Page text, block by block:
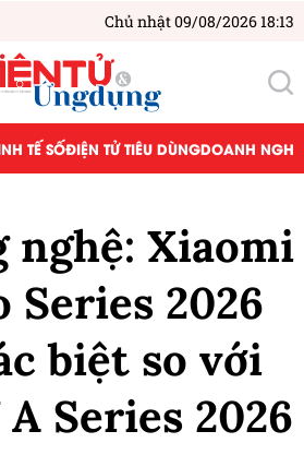
Chủ nhật 09/08/2026 18:13
TẾ SỐĐIỆN TỬ TIÊU DÙNGDOANH
nghệ: Xiaomi
Series 2026
biệt so với
Series 2026